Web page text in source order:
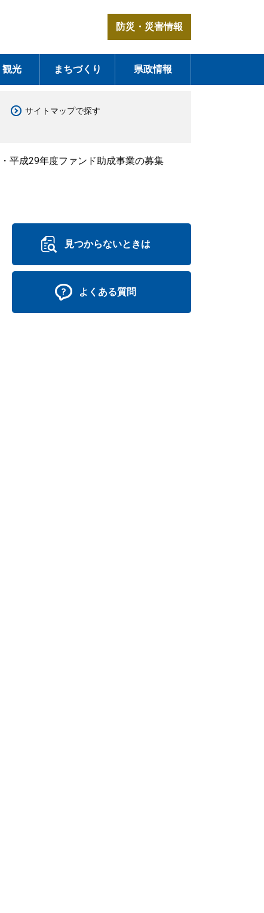
防災・災害情報
観光 まちづくり 県政情報
サイトマップで探す
平成29年度ファンド助成事業の募集
見つからないときは
よくある質問